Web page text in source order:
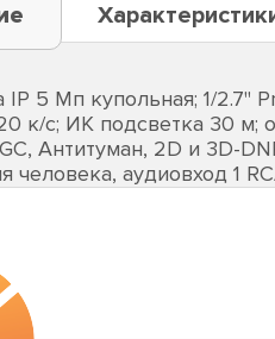
5 Мп купольная; 1/2.7"
к/с; ИК подсветка 30 м;
Антитуман, 2D и 3D-
человека, аудиовход 1